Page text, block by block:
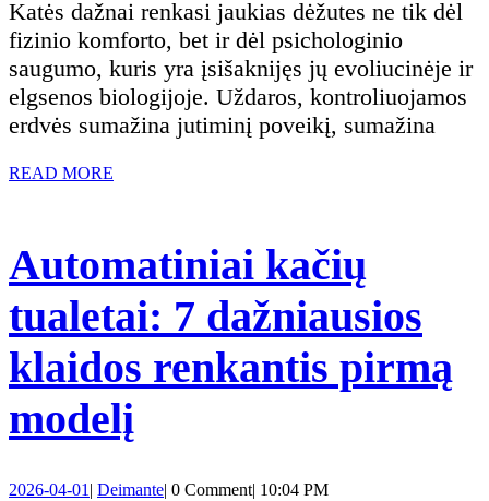
sėdėti
dėžėse,
net
jos
yra
per
mažos:
Katės dažnai renkasi jaukias dėžutes ne tik dėl
fizinio komforto, bet ir dėl psichologinio
saugumo, kuris yra įsišaknijęs jų evoliucinėje ir
elgsenos biologijoje. Uždaros, kontroliuojamos
erdvės sumažina jutiminį poveikį, sumažina
READ MORE
Automatiniai kačių
tualetai: 7 dažniausios
klaidos renkantis pirmą
modelįAutomatiniai
2026-04-01 2026-
| DeimanteDeimante
| 0 Comment| 10:04 PM